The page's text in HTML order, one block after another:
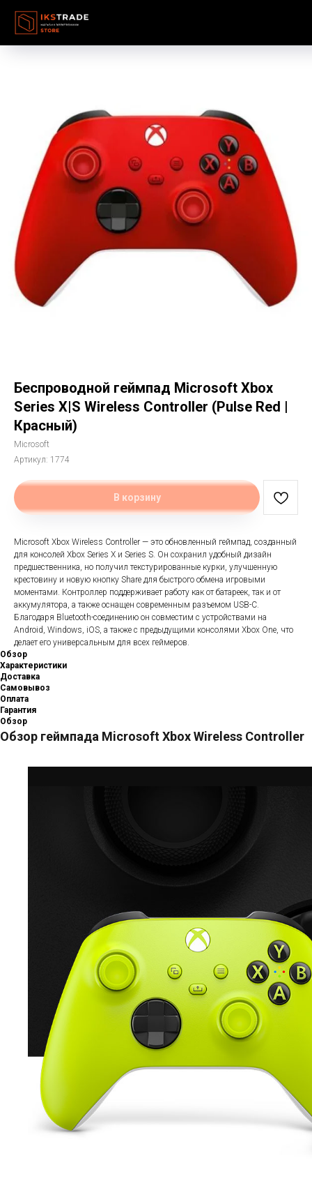
Беспроводной геймпад Microsoft Xbox
Series X|S Wireless Controller (Pulse Red |
Красный)
Microsoft
Артикул: 1774
В корзину
Microsoft Xbox Wireless Controller — это обновленный геймпад, созданный
для консолей Xbox Series X и Series S. Он сохранил удобный дизайн
предшественника, но получил текстурированные курки, улучшенную
крестовину и новую кнопку Share для быстрого обмена игровыми
моментами. Контроллер поддерживает работу как от батареек, так и от
аккумулятора, а также оснащен современным разъемом USB-C.
Благодаря Bluetooth-соединению он совместим с устройствами на
Android, Windows, iOS, а также с предыдущими консолями Xbox One, что
делает его универсальным для всех геймеров.
Обзор
Характеристики
Доставка
Самовывоз
Оплата
Гарантия
Обзор
Обзор геймпада Microsoft Xbox Wireless Controller